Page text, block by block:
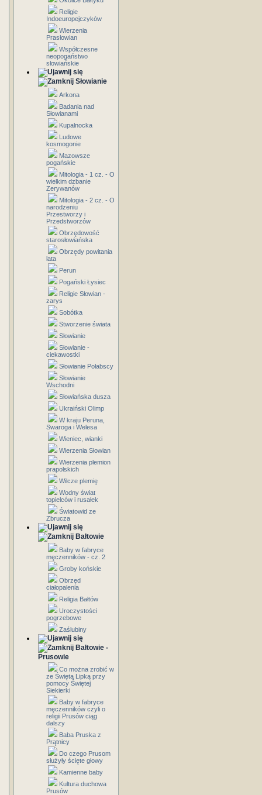
Religie
Indoeuropejczyków
Wierzenia
Prasłowian
Współczesne
neopogaństwo
słowiańskie
Słowianie
Arkona
Badania nad
Słowianami
Kupalnocka
Ludowe
kosmogonie
Mazowsze
pogańskie
Mitologia - 1 cz. - O
wielkim dzbanie
Zerywanów
Mitologia - 2 cz. - O
narodzeniu
Przestworzy i
Przedstworzów
Obrzędowość
starosłowiańska
Obrzędy powitania
lata
Perun
Pogański Łysiec
Religie Słowian -
zarys
Sobótka
Stworzenie świata
Słowianie
Słowianie -
ciekawostki
Słowianie Połabscy
Słowianie
Wschodni
Słowiańska dusza
Ukraiński Olimp
W kraju Peruna,
Swaroga i Welesa
Wieniec, wianki
Wierzenia Słowian
Wierzenia plemion
prapolskich
Wilcze plemię
Wodny świat
topielców i rusałek
Światowid ze
Zbrucza
Bałtowie
Baby w fabryce
męczenników - cz. 2
Groby końskie
Obrzęd
ciałopalenia
Religia Bałtów
Uroczystości
pogrzebowe
Zaślubiny
Bałtowie -
Prusowie
Co można zrobić w
ze Świętą Lipką przy
pomocy Świętej
Siekierki
Baby w fabryce
męczenników czyli o
religii Prusów ciąg
dalszy
Baba Pruska z
Prątnicy
Do czego Prusom
służyły ścięte głowy
Kamienne baby
Kultura duchowa
Prusów